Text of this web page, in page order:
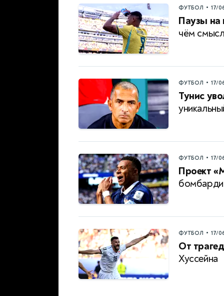
ФУТБОЛ • 17/
Паузы
чём
ФУТБОЛ • 17/
Тунис
ФУТБОЛ • 17/
Проект
ФУТБОЛ • 17/
От
Хуссейна